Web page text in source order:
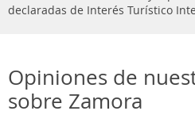
declaradas de Interés Turístico
Opiniones de
sobre Zamora